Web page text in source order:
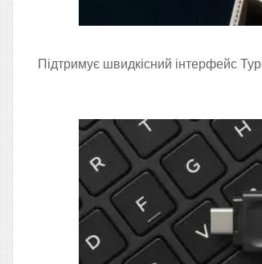
Підтримує швидкісний інтерфейс